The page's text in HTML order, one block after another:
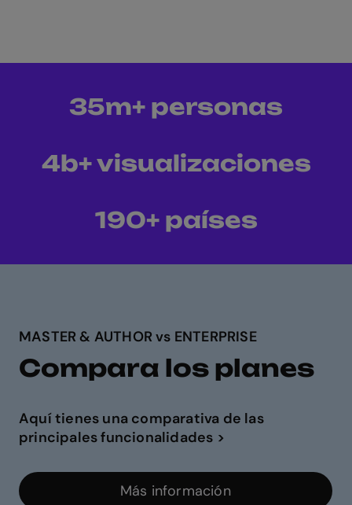
35m+ personas
4b+ visualizaciones
190+ países
MASTER & AUTHOR vs ENTERPRISE
Compara los planes
Aquí tienes una comparativa de las
principales funcionalidades >
Más información